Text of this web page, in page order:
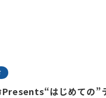
Presents“はじめての”